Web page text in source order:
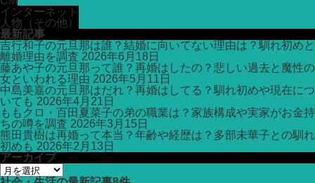
インターネット
人物（その他）
最新記事
吉行和子の元旦那は誰？結婚に向いてない理由は？馴れ初めと
離婚理由を調査 2026年6月18日
藤あや子の元旦那って誰？再婚はしたの？悲しい過去と魔性の
女といわれる理由 2026年5月11日
中島美嘉の元旦那はだれ？再婚はしてる？馴れ初めや現在につ
いても 2026年4月21日
ももクロ・百田夏菜子の弟の職業は？家族構成や実家がお金持
ちの噂を調査 2026年3月15日
熊田貴樹は再婚って本当？年齢や経歴は？多部未華子との馴れ
初めも 2026年2月13日
アーカイブ
ア
ー